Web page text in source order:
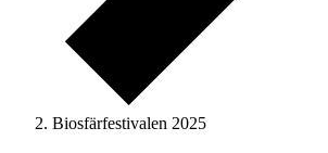
Biosfärfestivalen 2025